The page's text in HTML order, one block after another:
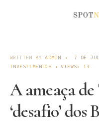
WRITTEN BYADMIN • 7 DE
INVESTIMENTOS
•VIEWS: 13
A ameaça
‘desafio’